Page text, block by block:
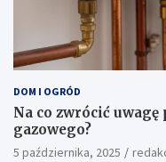
DOM I OGRÓD
Na co zwrócić
gazowego?
5 października, 2025